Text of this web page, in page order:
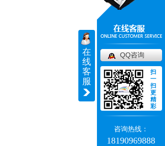
在
线
客
服
QQ咨询
扫
一
扫
更
精
彩
咨询热线：
18190969888